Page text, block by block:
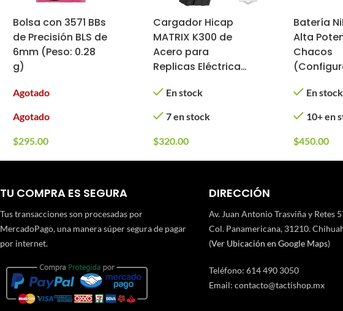
Bolsa con 3571 BBs
de Precisión BLS de
6mm (Peso: 0.28
g)
Agotado
Agotado
$295.00
Cargador Hicap
MATRIX K300 de
Acero para
Replicas Eléctricas
Negro)
En stock
7 en stock
$320.00
Batería
Alta
Chacos
Deans)
En stock
10+ en
$450.00
TU COMPRA ES SEGURA
Tus transacciones son procesadas por
MercadoPago, una manera súper segura de pagar
por internet.
DIRECCIÓN
Av. Juan Antonio Trasviña y Retes
Col. Panamericana, 31210.
(Ver Ubicación en Google Maps)
Teléfono: 614 490 3050
Email: contacto@tactishop.mx